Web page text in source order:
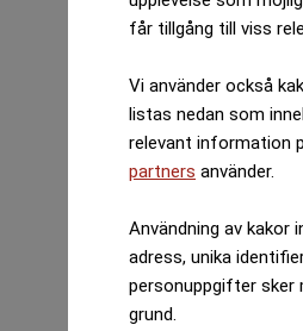
får tillgång till viss
Vi använder också
listas nedan som
relevant information
partners använder.
Användning av kakor
adress, unika
personuppgifter sker
grund.